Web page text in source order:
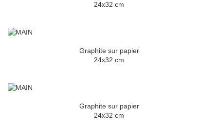
24x32 cm
Graphite sur papier
24x32 cm
Graphite sur papier
24x32 cm